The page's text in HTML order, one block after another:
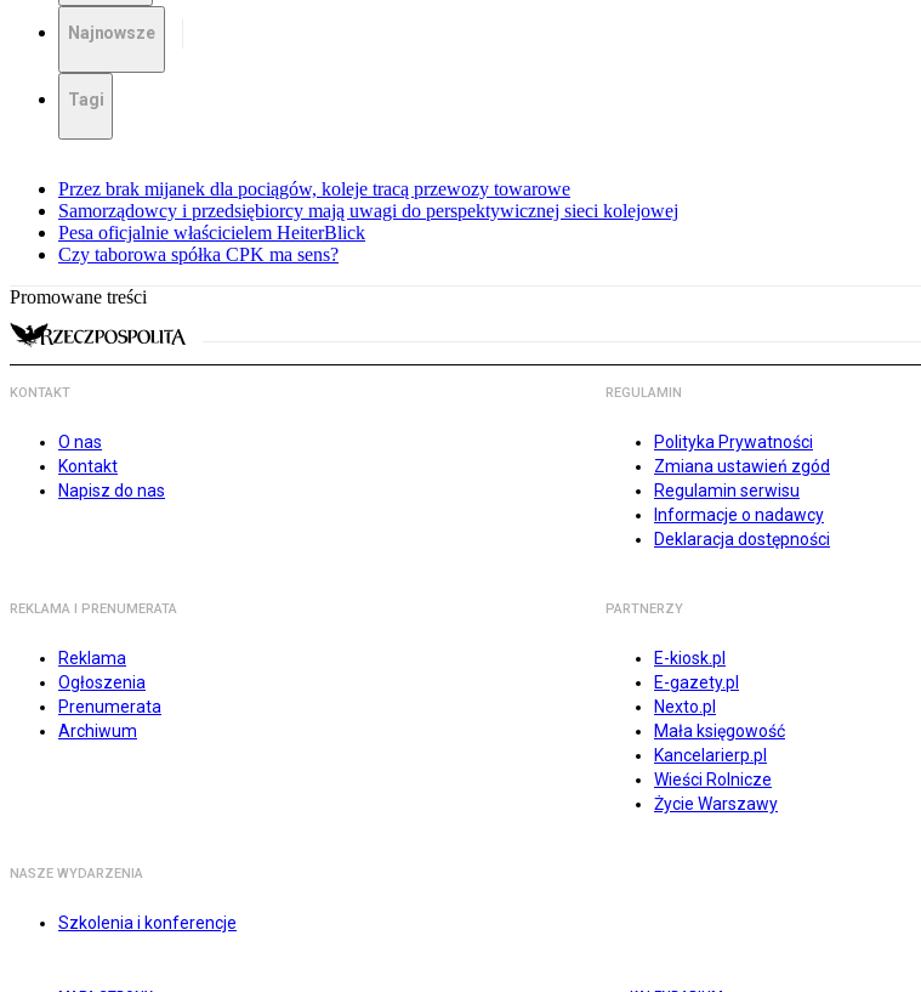
Najnowsze
Tagi
Przez brak mijanek dla pociągów, koleje tracą przewozy towarowe
Samorządowcy i przedsiębiorcy mają uwagi do perspektywicznej sieci kolejowej
Pesa oficjalnie właścicielem HeiterBlick
Czy taborowa spółka CPK ma sens?
Promowane treści
KONTAKT
O nas
Kontakt
Napisz do nas
REGULAMIN
Polityka Prywatności
Zmiana ustawień zgód
Regulamin serwisu
Informacje o nadawcy
Deklaracja dostępności
REKLAMA I PRENUMERATA
Reklama
Ogłoszenia
Prenumerata
Archiwum
PARTNERZY
E-kiosk.pl
E-gazety.pl
Nexto.pl
Mała księgowość
Kancelarierp.pl
Wieści Rolnicze
Życie Warszawy
NASZE WYDARZENIA
Szkolenia i konferencje